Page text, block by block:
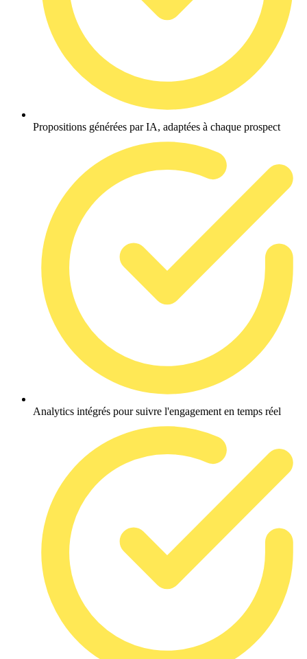
Propositions générées par IA, adaptées à chaque prospect
Analytics intégrés pour suivre l'engagement en temps réel